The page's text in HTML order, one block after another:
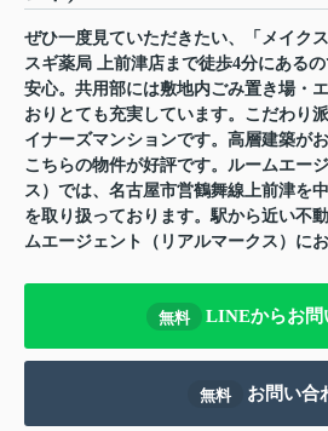
ぜひ一度見ていただきたい、「メイク
スギ薬局 上前津店まで徒歩4分にある
安心。共用部には敷地内ごみ置き場・
おりとても充実しています。こだわり
イナーズマンションです。高層建築が
こちらの物件が好評です。ルームエー
ス）では、名古屋市営鶴舞線上前津を
を取り扱っております。駅から近い不
ムエージェント（リアルマークス）に
無料 LINEからお問
無料 お問い合